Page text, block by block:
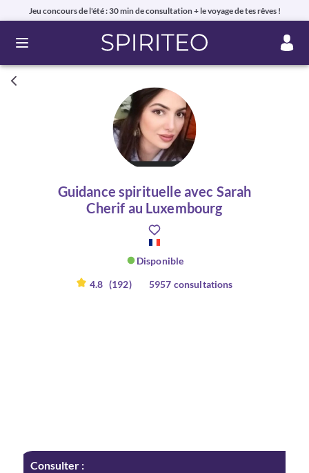
Jeu concours de l'été : 30 min de consultation + le voyage de tes rêves !
Ouvrir le menu
Guidance spirituelle avec Sarah
Cherif au Luxembourg
Disponible
4.8 (192) 5957 consultations
Consulter :